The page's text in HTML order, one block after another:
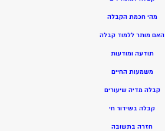
מהי חכמת הקבלה
האם מותר ללמוד קבלה
תודעה ומודעות
משמעות החיים
קבלה מדיה שיעורים
קבלה בשידור חי
חזרה בתשובה